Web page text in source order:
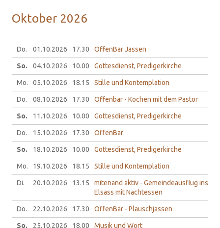
Ok­to­ber 2026
Do. 01.10.2026 17.30 OffenBar Jassen
So. 04.10.2026 10.00 Gottesdienst, Predigerkirche
Mo. 05.10.2026 18.15 Stille und Kontemplation
Do. 08.10.2026 17.30 Offenbar - Kochen mit dem Pastor
So. 11.10.2026 10.00 Gottesdienst, Predigerkirche
Do. 15.10.2026 17.30 OffenBar
So. 18.10.2026 10.00 Gottesdienst, Predigerkirche
Mo. 19.10.2026 18.15 Stille und Kontemplation
Di. 20.10.2026 13.15
mitenand aktiv - Gemeindeausflug ins
Elsass mit Nachtessen
Do. 22.10.2026 17.30 OffenBar - Plauschjassen
So. 25.10.2026 18.00 Musik und Wort